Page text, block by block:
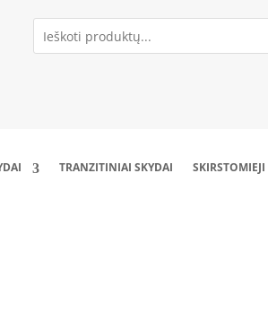
TRANZITINIAI SKYDAI SKIRSTOMIEJI